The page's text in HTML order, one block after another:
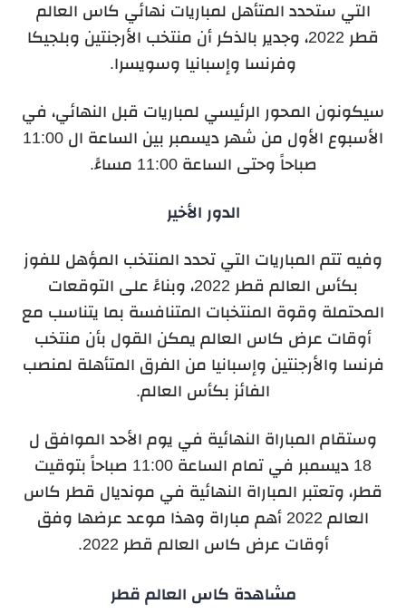
التي ستحدد المتأهل لمباريات نهائي كاس العالم
قطر 2022، وجدير بالذكر أن منتخب الأرجنتين وبلجيكا
وفرنسا وإسبانيا وسويسرا.
سيكونون المحور الرئيسي لمباريات قبل النهائي، في
الأسبوع الأول من شهر ديسمبر بين الساعة ال 11:00
صباحاً وحتى الساعة 11:00 مساءً.
الدور الأخير
وفيه تتم المباريات التي تحدد المنتخب المؤهل للفوز
بكأس العالم قطر 2022، وبناءً على التوقعات
المحتملة وقوة المنتخبات المتنافسة بما يتناسب مع
أوقات عرض كاس العالم يمكن القول بأن منتخب
فرنسا والأرجنتين وإسبانيا من الفرق المتأهلة لمنصب
الفائز بكأس العالم.
وستقام المباراة النهائية في يوم الأحد الموافق ل
18 ديسمبر في تمام الساعة 11:00 صباحاً بتوقيت
قطر، وتعتبر المباراة النهائية في مونديال قطر كاس
العالم 2022 أهم مباراة وهذا موعد عرضها وفق
أوقات عرض كاس العالم قطر 2022.
مشاهدة كاس العالم قطر